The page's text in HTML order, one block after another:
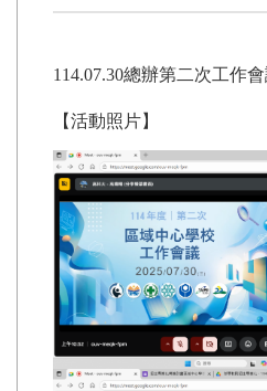
114.07.30總辦第二次工作
【活動照片】